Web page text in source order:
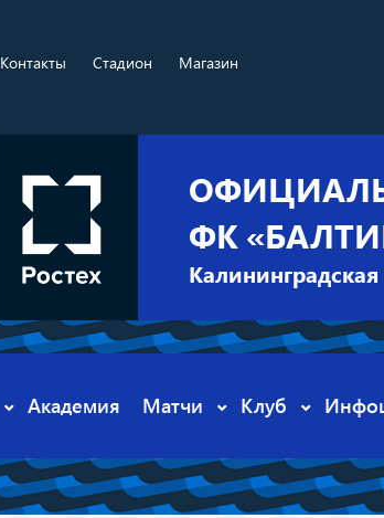
Контакты Стадион Магазин
ФК
Калининградская
Академия Матчи Клуб